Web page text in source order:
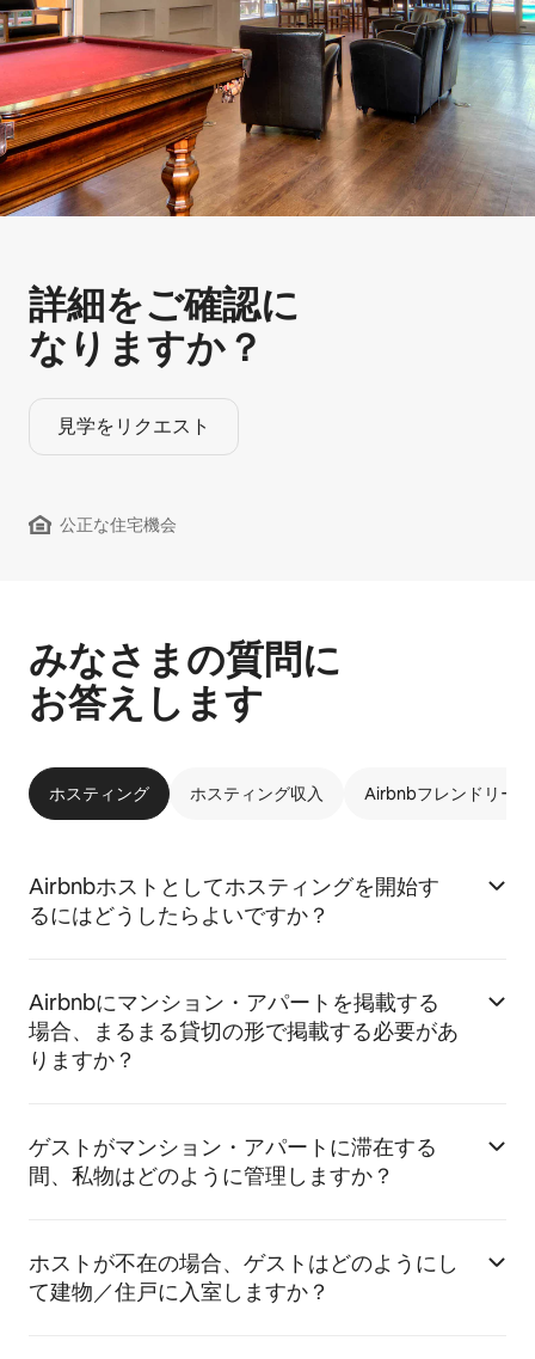
詳細をご確認に
なりますか？
見学をリクエスト
公正な住宅機会
みなさまの質問に
お答えします
ホスティング ホスティング収入 Airbnbフレンドリー
Airbnbホストとしてホスティングを開始す
るにはどうしたらよいですか？
Airbnbにマンション・アパートを掲載する
場合、まるまる貸切の形で掲載する必要があ
りますか？
ゲストがマンション・アパートに滞在する
間、私物はどのように管理しますか？
ホストが不在の場合、ゲストはどのようにし
て建物／住戸に入室しますか？